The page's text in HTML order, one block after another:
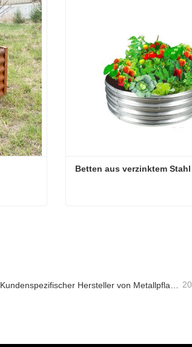
Betten aus verzinktem Stahl
Kundenspezifischer Hersteller von Metallpflanzkästen mit Gitter in China für Lösungen im Außenbereich zur Privatsphäre im Garten